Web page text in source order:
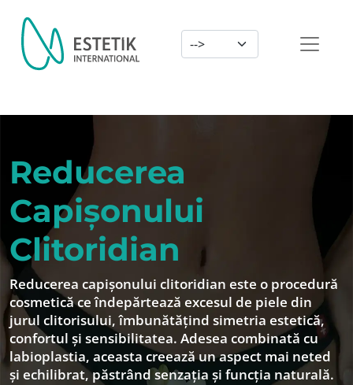
Dil Seçimi
Reducerea
Capișonului
Clitoridian
Reducerea capișonului clitoridian este o procedură
cosmetică ce îndepărtează excesul de piele din
jurul clitorisului, îmbunătățind simetria estetică,
confortul și sensibilitatea. Adesea combinată cu
labioplastia, aceasta creează un aspect mai neted
și echilibrat, păstrând senzația și funcția naturală.